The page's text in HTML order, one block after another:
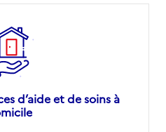
d’aide et de soins à